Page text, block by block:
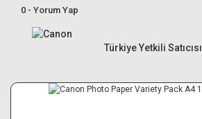
0 - Yorum Yap
Türkiye Yetkili Satıcısı